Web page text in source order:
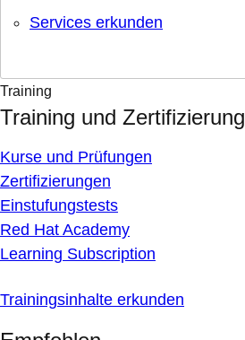
Services erkunden
Training
Training und Zertifizierung
Kurse und Prüfungen
Zertifizierungen
Einstufungstests
Red Hat Academy
Learning Subscription
Trainingsinhalte erkunden